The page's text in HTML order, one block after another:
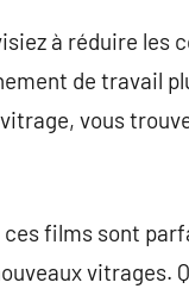
à réduire les
de travail
vous
films sont
vitrages.